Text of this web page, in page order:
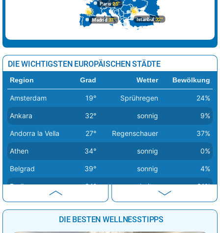
Istanbul32°
Paris25°
Madrid37°
DIE WICHTIGSTEN EUROPÄISCHEN STÄDTE
Region Grad Wetter Bewölkung
Amsterdam 19° Sprühregen 24%
Ankara 32° sonnig 9%
Andorra la Vella 27° Regenschauer 37%
Athen 34° sonnig 0%
Belgrad 39° sonnig 4%
Berlin 24° heiter 31%
Bern 26° Sprühregen 47%
29° wolkig
DIE BESTEN WELLNESSTIPPS